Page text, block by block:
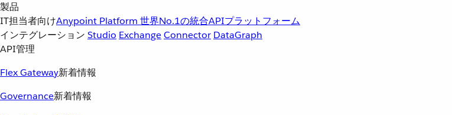
製品
IT担当者向けAnypoint Platform 世界No.1の統合APIプラットフォーム
インテグレーション Studio ExchangeConnector DataGraph
API管理
Flex Gateway新着情報
Governance新着情報